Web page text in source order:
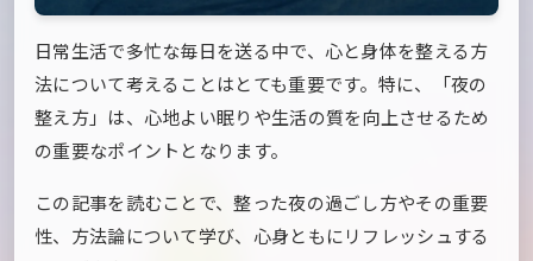
日常生活で多忙な毎日を送る中で、心と身体を整える方
法について考えることはとても重要です。特に、「夜の
整え方」は、心地よい眠りや生活の質を向上させるため
の重要なポイントとなります。
この記事を読むことで、整った夜の過ごし方やその重要
性、方法論について学び、心身ともにリフレッシュする